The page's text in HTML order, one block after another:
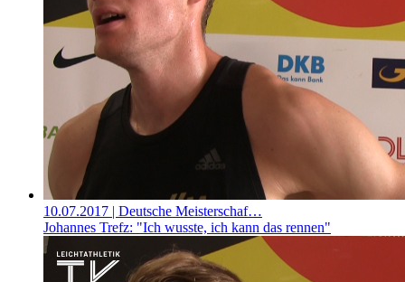
10.07.2017 | Deutsche Meisterschaf…
Johannes Trefz: "Ich wusste, ich kann das rennen"